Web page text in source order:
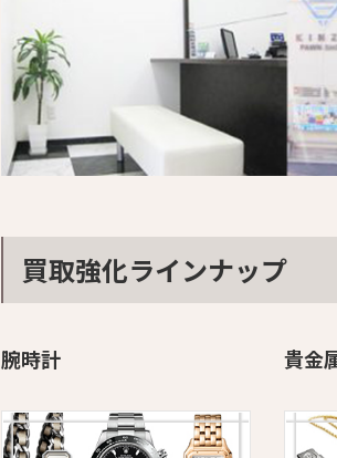
買取強化ラインナップ
腕時計 貴金